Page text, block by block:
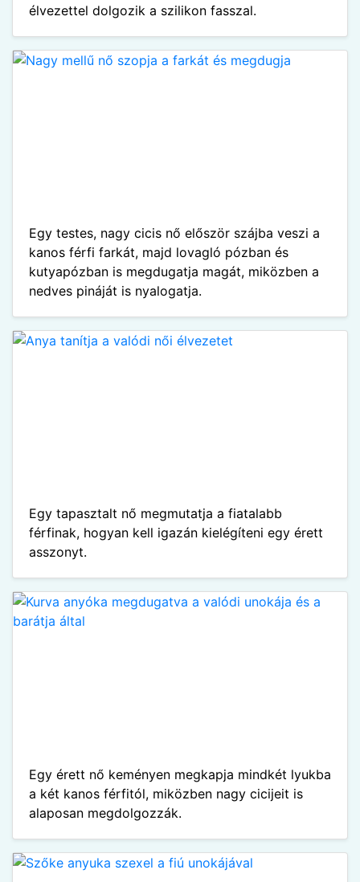
élvezettel dolgozik a szilikon fasszal.
Egy testes, nagy cicis nő először szájba veszi a
kanos férfi farkát, majd lovagló pózban és
kutyapózban is megdugatja magát, miközben a
nedves pináját is nyalogatja.
Egy tapasztalt nő megmutatja a fiatalabb
férfinak, hogyan kell igazán kielégíteni egy érett
asszonyt.
Egy érett nő keményen megkapja mindkét lyukba
a két kanos férfitól, miközben nagy cicijeit is
alaposan megdolgozzák.